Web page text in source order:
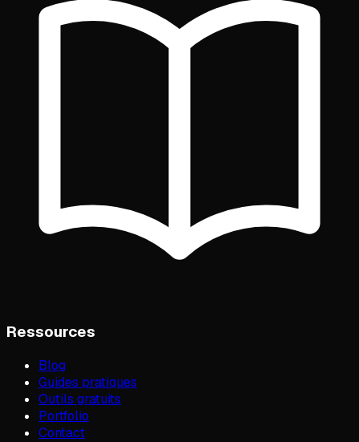
Ressources
Blog
Guides pratiques
Outils gratuits
Portfolio
Contact